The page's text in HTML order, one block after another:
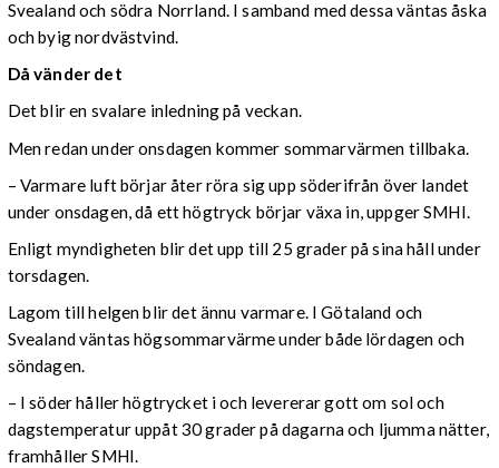
Svealand och södra Norrland. I samband med dessa väntas åska
och byig nordvästvind.
Då vänder det
Det blir en svalare inledning på veckan.
Men redan under onsdagen kommer sommarvärmen tillbaka.
– Varmare luft börjar åter röra sig upp söderifrån över landet
under onsdagen, då ett högtryck börjar växa in, uppger SMHI.
Enligt myndigheten blir det upp till 25 grader på sina håll under
torsdagen.
Lagom till helgen blir det ännu varmare. I Götaland och
Svealand väntas högsommarvärme under både lördagen och
söndagen.
– I söder håller högtrycket i och levererar gott om sol och
dagstemperatur uppåt 30 grader på dagarna och ljumma nätter,
framhåller SMHI.